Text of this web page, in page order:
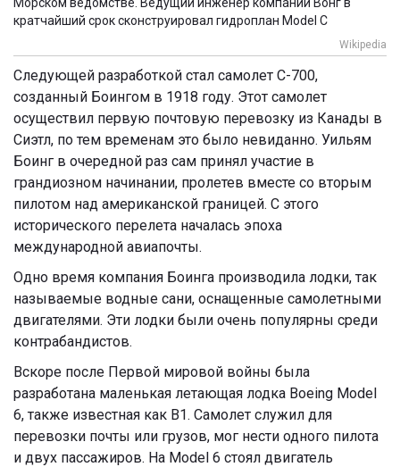
кратчайший срок сконструировал гидроплан Model С
Wikipedia
Следующей разработкой стал самолет С-700,
созданный Боингом в 1918 году. Этот самолет
осуществил первую почтовую перевозку из Канады в
Сиэтл, по тем временам это было невиданно. Уильям
Боинг в очередной раз сам принял участие в
грандиозном начинании, пролетев вместе со вторым
пилотом над американской границей. С этого
исторического перелета началась эпоха
международной авиапочты.
Одно время компания Боинга производила лодки, так
называемые водные сани, оснащенные самолетными
двигателями. Эти лодки были очень популярны среди
контрабандистов.
Вскоре после Первой мировой войны была
разработана маленькая летающая лодка Boeing Model
6, также известная как B1. Самолет служил для
перевозки почты или грузов, мог нести одного пилота
и двух пассажиров. На Model 6 стоял двигатель